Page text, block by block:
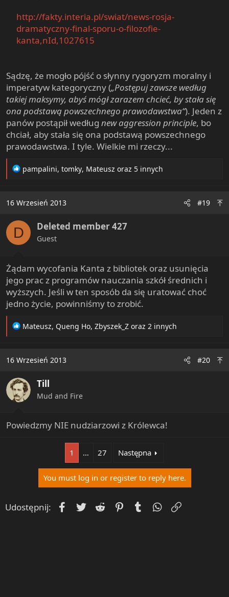
http://fakty.interia.pl/swiat/news-rosja-
dramatyczny-final-sporu-o-filozofie-
kanta,nId,1027615
Sądzę, że mogło pójść o słynny rygoryzm moralny i
imperatyw kategoryczny („Postępuj zawsze według
takiej maksymy, abyś mógł zarazem chcieć, by stała się
ona podstawą powszechnego prawodawstwa“). Jeden z
panów postąpił według new aggression principle, bo
chciał, aby stała się ona podstawą powszechnego
prawodawstwa. I tyle. Wielkie mi rzeczy...
R
t
o
n
s
pampalini, tomky, Mateusz oraz 5 innych
16 Wrzesień 2013 #19
D Deleted member 427
Guest
Żądam wycofania Kanta z bibliotek oraz usunięcia
jego prac z programów nauczania szkół średnich i
wyższych. Jeśli w ten sposób da się uratować choć
jedno życie, powinniśmy to zrobić.
R
t
o
n
s
Mateusz, Queng Ho, Zbyszek_Z oraz 2 innych
16 Wrzesień 2013 #20
Till
Mud and Fire
Powiedzmy NIE nudziarzowi z Królewca!
1 … 27 Następna
You must log in or register to reply here.
Udostępnij: Facebook
Twitter Reddit PinterestTumblrWhatsApp